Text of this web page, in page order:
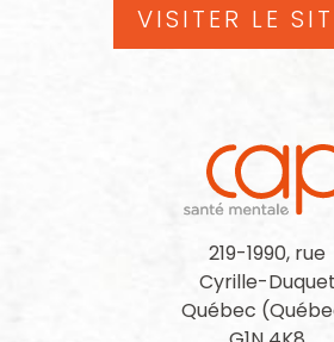
VISITER LE
219-1990, rue
Cyrille-Duquet
Québec